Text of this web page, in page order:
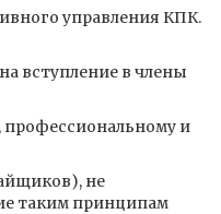
управления КПК.
вступление в члены
и
не
таким принципам